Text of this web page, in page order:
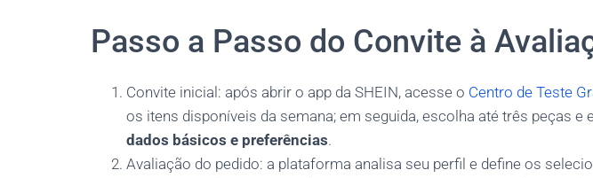
Passo a Passo do Convite à
Convite inicial: após abrir o app da SHEIN, acesse o Centro de Teste
os itens disponíveis da semana; em seguida, escolha até três peças e
dados básicos e preferências.
Avaliação do pedido: a plataforma analisa seu perfil e define os